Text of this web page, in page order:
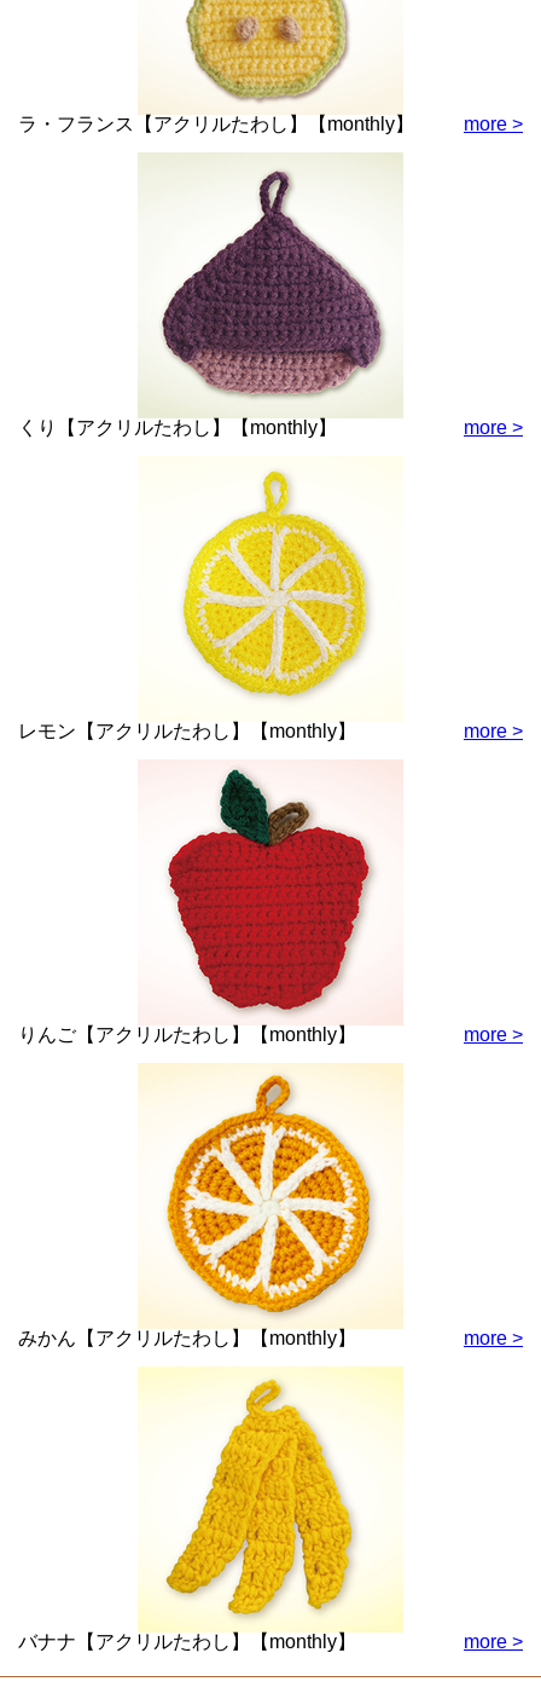
ラ・フランス【アクリルたわし】【monthly】 more >
くり【アクリルたわし】【monthly】 more >
レモン【アクリルたわし】【monthly】 more >
りんご【アクリルたわし】【monthly】 more >
みかん【アクリルたわし】【monthly】 more >
バナナ【アクリルたわし】【monthly】 more >